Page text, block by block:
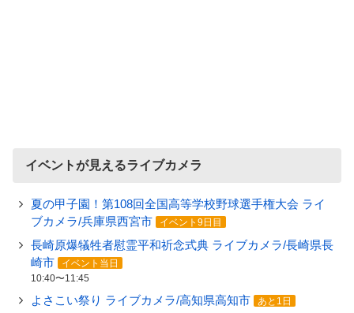
イベントが見えるライブカメラ
夏の甲子園！第108回全国高等学校野球選手権大会 ライ
ブカメラ/兵庫県西宮市
イベント9日目
長崎原爆犠牲者慰霊平和祈念式典 ライブカメラ/長崎県長
崎市
イベント当日
10:40〜11:45
よさこい祭り ライブカメラ/高知県高知市 あと1日